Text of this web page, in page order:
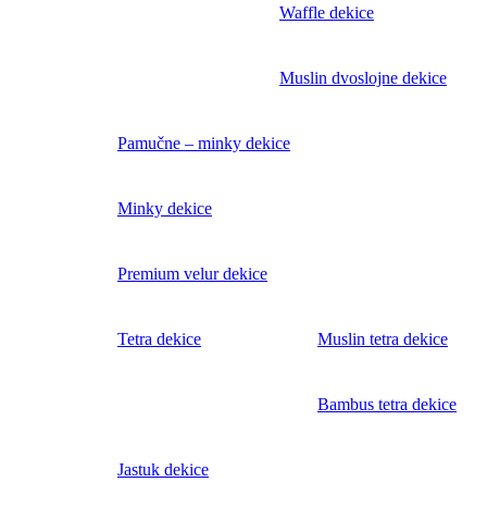
Waffle dekice
Muslin dvoslojne dekice
Pamučne – minky dekice
Minky dekice
Premium velur dekice
Tetra dekice Muslin tetra dekice
Bambus tetra dekice
Jastuk dekice